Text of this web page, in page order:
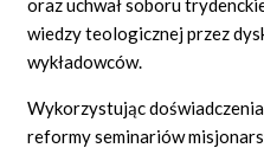
oraz uchwał soboru
wiedzy teologicznej przez
wykładowców.
Wykorzystując
reformy seminariów